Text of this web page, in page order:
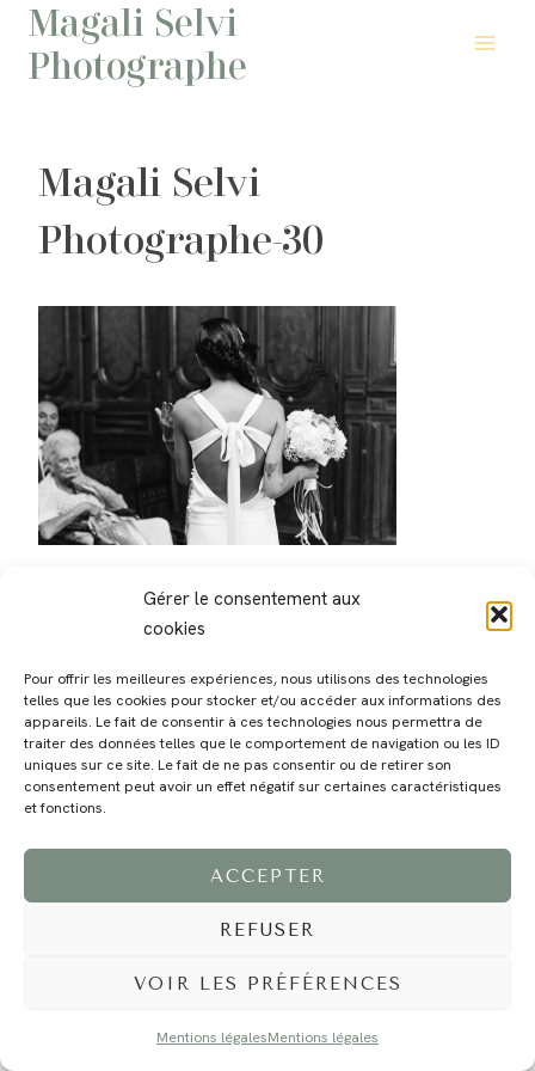
Gérer le consentement aux
cookies
Pour offrir les meilleures expériences, nous utilisons des technologies
telles que les cookies pour stocker et/ou accéder aux informations des
appareils. Le fait de consentir à ces technologies nous permettra de
traiter des données telles que le comportement de navigation ou les ID
uniques sur ce site. Le fait de ne pas consentir ou de retirer son
consentement peut avoir un effet négatif sur certaines caractéristiques
et fonctions.
ACCEPTER
REFUSER
VOIR LES PRÉFÉRENCES
Mentions légalesMentions légales
Aller
contenu
Magali Selvi
Photographe
Magali Selvi
Photographe-30
MAGALI PRESTATIONS YOGA VOYAGE BLOG CONTACT
©2024 EI Magali Selvi - Photographe Famille et Mariage - Nice - Côte d'Azur -